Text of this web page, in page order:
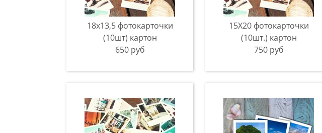
18х13,5 фотокарточки
(10шт) картон
650 руб
15Х20 фотокарточки
(10шт.) картон
750 руб